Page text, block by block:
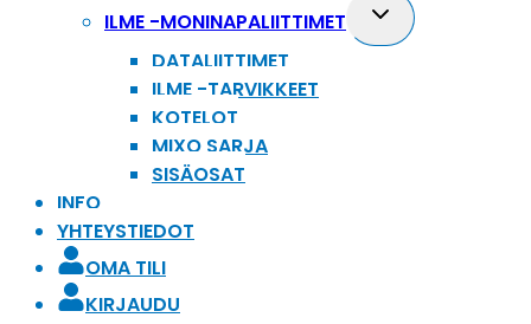
ILME -MONINAPALIITTIMET
Toggle
child
DATALIITTIMET
ILME -TARVIKKEET
KOTELOT
MIXO SARJA
SISÄOSAT
INFO
YHTEYSTIEDOT
OMA TILI
KIRJAUDU